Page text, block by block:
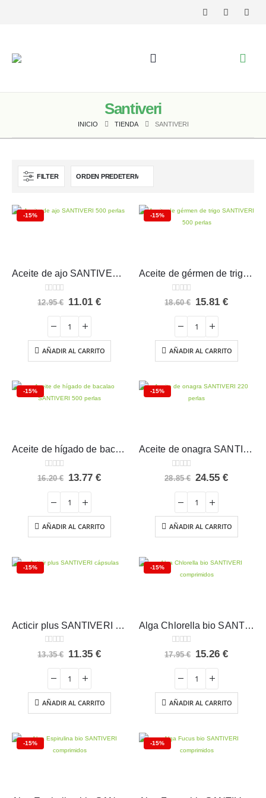
Santiveri
INICIO TIENDA SANTIVERI
FILTER
-15%
Aceite de ajo SANTIVERI 500 perlas
0 out of 5
12.95€ El
original
era:
12.95 €.
11.01€El
11.01 €.
AÑADIR AL CARRITO
-15%
Aceite de gérmen de trigo SANTIVERI 500 perlas
0 out of 5
18.60€ El
original
era:
18.60 €.
15.81€El
15.81 €.
AÑADIR AL CARRITO
-15%
Aceite de hígado de bacalao SANTIVERI 500 perlas
0 out of 5
16.20€ El
era:
16.20 €.
13.77€El
13.77 €.
AÑADIR AL CARRITO
-15%
Aceite de onagra SANTIVERI 220 perlas
0 out of 5
28.85€ El
era:
28.85 €.
24.55€El
24.55 €.
AÑADIR AL CARRITO
-15%
Acticir plus SANTIVERI cápsulas
0 out of 5
13.35€ El
original
era:
13.35 €.
11.35€El
11.35 €.
AÑADIR AL CARRITO
-15%
Alga Chlorella bio SANTIVERI comprimidos
0 out of 5
17.95€ El
original
era:
17.95 €.
15.26€El
15.26 €.
AÑADIR AL CARRITO
-15% -15%